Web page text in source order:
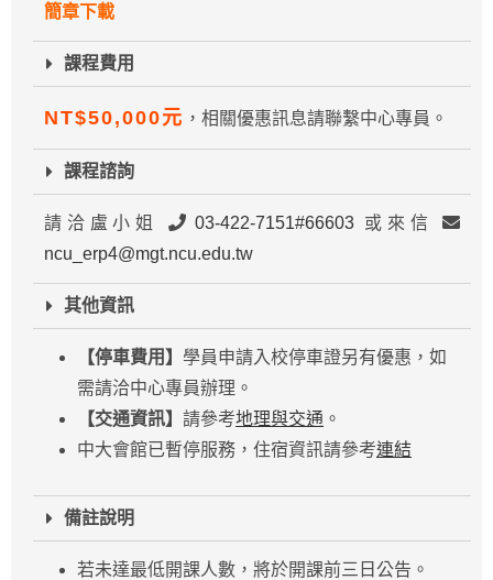
簡章下載
課程費用
NT$50,000元 ，相關優惠訊息請聯繫中心專員。
課程諮詢
請洽盧小姐 03-422-7151#66603 或來信
ncu_erp4@mgt.ncu.edu.tw
其他資訊
【停車費用】 學員申請入校停車證另有優惠，如
需請洽中心專員辦理。
【交通資訊】 請參考地理與交通 。
中大會館已暫停服務，住宿資訊請參考連結
備註說明
若未達最低開課人數，將於開課前三日公告。